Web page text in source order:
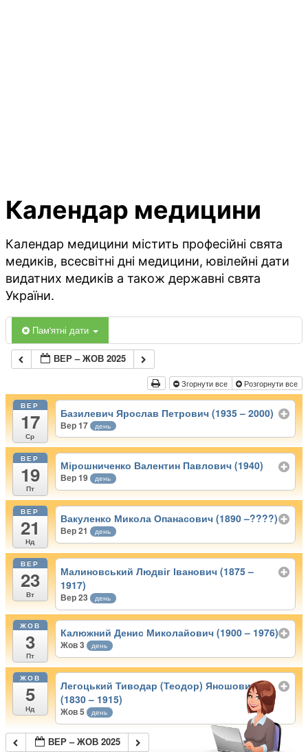
Календар медицини
Календар медицини містить професійні свята
медиків, всесвітні дні медицини, ювілейні дати
видатних медиків а також державні свята
України.
Пам'ятні дати
ВЕР – ЖОВ 2025
Згорнути все Розгорнути все
ВЕР
17
Ср
Базилевич Ярослав Петрович (1935 – 2000)
Вер 17 день
ВЕР
19
Пт
Мірошниченко Валентин Павлович (1940)
Вер 19 день
ВЕР
21
Нд
Вакуленко Микола Опанасович (1890 –????)
Вер 21 день
ВЕР
23
Вт
Малиновський Людвіг Іванович (1875 –
1917)
Вер 23 день
ЖОВ
3
Пт
Калюжний Денис Миколайович (1900 – 1976)
Жов 3 день
ЖОВ
5
Нд
Легоцький Тиводар (Теодор) Яношович
(1830 – 1915)
Жов 5 день
ВЕР – ЖОВ 2025